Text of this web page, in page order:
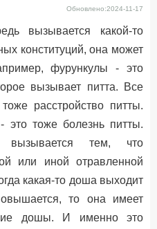
Обновлено:2024-11-17
вызывается какой-то
конституций, она может
фурункулы - это
вызывает питта. Все
расстройство питты.
это тоже болезнь питты.
вызывается тем, что
или иной отравленной
какая-то доша выходит
то она имеет
дошы. И именно это